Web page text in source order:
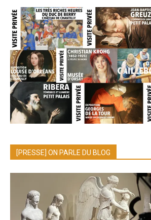
[PRESSE] ON PARLE DU BLOG